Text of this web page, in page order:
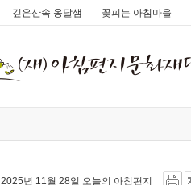
깊은산속 옹달샘 꽃피는 아침마을
2025년 11월 28일 오늘의 아침편지